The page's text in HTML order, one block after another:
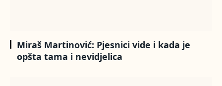
Miraš Martinović: Pjesnici vide i kada je
opšta tama i nevidjelica